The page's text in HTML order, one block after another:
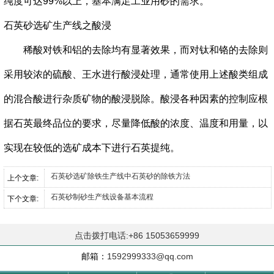
石英砂选矿生产线之酸浸
稀酸对铁和铝的去除均有显著效果，而对钛和铬的去除则
采用较浓的硫酸、王水进行酸浸处理，通常使用上述酸类组成
的混合酸进行杂质矿物的酸浸脱除。酸浸各种因素的控制应根
据石英最终品位的要求，尽量降低酸的浓度、温度和用量，以
实现在较低的选矿成本下进行石英提纯。
上个文章: 石英砂选矿除铁生产线中石英砂的除铁方法
下个文章: 石英砂制砂生产线设备基本流程
点击拨打电话:+86 15053659999
邮箱： 1592999333@qq.com